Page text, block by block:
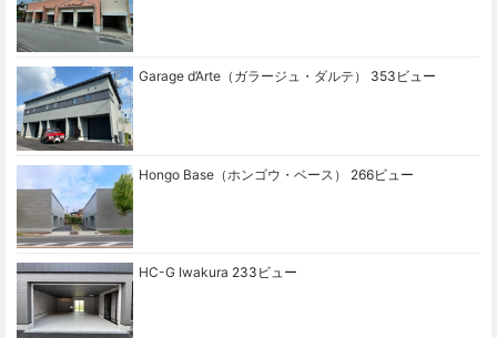
Garage d’Arte（ガラージュ・ダルテ） 353ビュー
Hongo Base（ホンゴウ・ベース） 266ビュー
HC-G Iwakura 233ビュー